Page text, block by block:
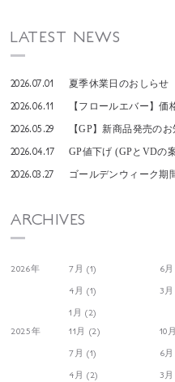
LATEST NEWS
2026.07.01 夏季休業日のおしらせ
2026.06.11 【フロールエバー】価
2026.05.29 【GP】新商品発売の
2026.04.17 GP値下げ (GPとVDの案
2026.03.27 ゴールデンウィーク期
ARCHIVES
2026年 7月 (1) 6
4月 (1)
3
1月 (2)
2025年
11月 (2) 10
7月 (1)
6
4月 (2)
3